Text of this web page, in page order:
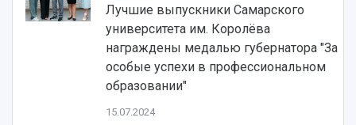
Международный межвузовский кампус
Сведения об образовательной организации
Официальные документы
Лучшие выпускники Самарского
университета им. Королёва
награждены медалью губернатора "За
особые успехи в профессиональном
образовании"
15.07.2024